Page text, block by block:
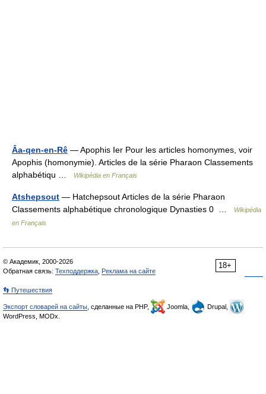
Âa-qen-en-Rê — Apophis Ier Pour les articles homonymes, voir
Apophis (homonymie). Articles de la série Pharaon Classements
alphabétiqu …
Wikipédia en Français
Atshepsout — Hatchepsout Articles de la série Pharaon
Classements alphabétique chronologique Dynasties 0 …
Wikipédia
en Français
18+
© Академик, 2000-2026
Обратная связь: Техподдержка Реклама на сайте
👣 Путешествия
Экспорт словарей на сайты , сделанные на PHP, Joomla,
Drupal,
WordPress, MODx.